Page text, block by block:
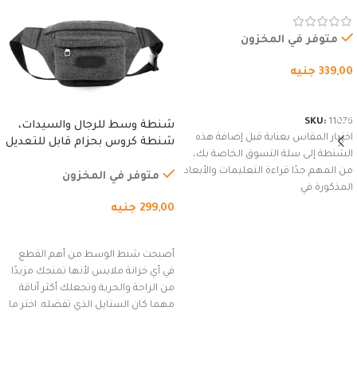
وسوستة.
متوفر في المخزون
339,00 جنيه
SKU: 11076
اختيار المقاس بعناية قبل إضافة هذه
الشنطة إلى سلة التسوق الخاصة بك،
من المهم جدًا قراءة التعليمات والأبعاد
المذكورة في
شنطة وسط للرجال والسيدات،
شنطة كروس بحزام قابل للتعديل
السفر، الجري العادي، المشي
(رمادي)
متوفر في المخزون
299,00 جنيه
أصبحت شنط الوسط من أهم القطع
في أي خزانة ملابس لأنها تمنحك مزيدًا
من الراحة والحرية وتجعلك أكثر أناقة
مهما كان الستايل الذي تفضله. اختر ما